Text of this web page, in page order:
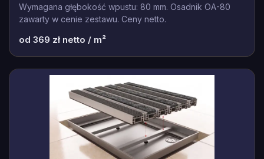
Wymagana głębokość wpustu: 80 mm. Osadnik OA-80
zawarty w cenie zestawu. Ceny netto.
od 369 zł netto / m²